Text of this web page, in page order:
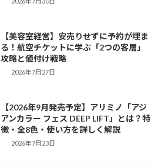
【美容室経営】安売りせずに予約が埋ま
る！航空チケットに学ぶ「2つの客層」
攻略と値付け戦略
2026年7月27日
【2026年9月発売予定】アリミノ「アジ
アンカラー フェス DEEP LIFT」とは？特
徴・全8色・使い方を詳しく解説
2026年7月23日